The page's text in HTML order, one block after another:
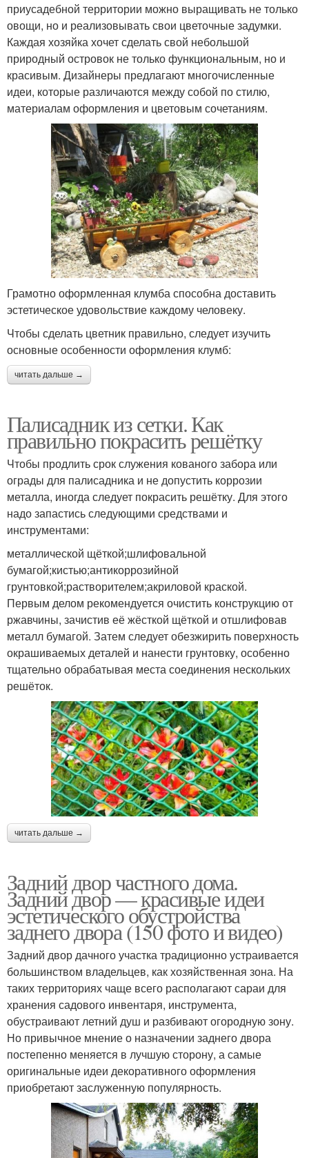
приусадебной территории можно выращивать не только
овощи, но и реализовывать свои цветочные задумки.
Каждая хозяйка хочет сделать свой небольшой
природный островок не только функциональным, но и
красивым. Дизайнеры предлагают многочисленные
идеи, которые различаются между собой по стилю,
материалам оформления и цветовым сочетаниям.
Грамотно оформленная клумба способна доставить
эстетическое удовольствие каждому человеку.
Чтобы сделать цветник правильно, следует изучить
основные особенности оформления клумб:
читать дальше →
Палисадник из сетки. Как
правильно покрасить решётку
Чтобы продлить срок служения кованого забора или
ограды для палисадника и не допустить коррозии
металла, иногда следует покрасить решётку. Для этого
надо запастись следующими средствами и
инструментами:
металлической щёткой;шлифовальной
бумагой;кистью;антикоррозийной
грунтовкой;растворителем;акриловой краской.
Первым делом рекомендуется очистить конструкцию от
ржавчины, зачистив её жёсткой щёткой и отшлифовав
металл бумагой. Затем следует обезжирить поверхность
окрашиваемых деталей и нанести грунтовку, особенно
тщательно обрабатывая места соединения нескольких
решёток.
читать дальше →
Задний двор частного дома.
Задний двор — красивые идеи
эстетического обустройства
заднего двора (150 фото и видео)
Задний двор дачного участка традиционно устраивается
большинством владельцев, как хозяйственная зона. На
таких территориях чаще всего располагают сараи для
хранения садового инвентаря, инструмента,
обустраивают летний душ и разбивают огородную зону.
Но привычное мнение о назначении заднего двора
постепенно меняется в лучшую сторону, а самые
оригинальные идеи декоративного оформления
приобретают заслуженную популярность.